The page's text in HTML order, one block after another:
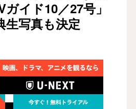
イド10／27号」
生写真も決定